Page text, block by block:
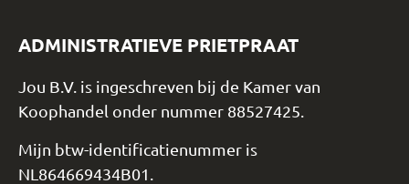
ADMINISTRATIEVE PRIETPRAAT
Jou B.V. is ingeschreven bij de Kamer van
Koophandel onder nummer 88527425.
Mijn btw-identificatienummer is
NL864669434B01.